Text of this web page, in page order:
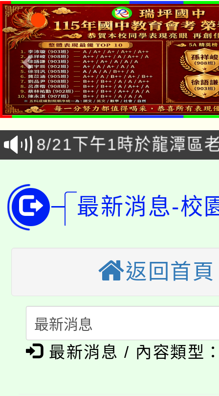
公告本校115學年度第
代理(課)教師甄選結果
告(尚有缺額)
「本色祭」8/29、30在
場熱烈登場!
8/21下午1時於龍潭區
徵才活動。
YOUNG桃局內行報名
局官網。
8月14至27日，桃園電
開!
115年桃園市運動會8/
視費優惠，中低收入戶
者。
大園自造教育及科技
份教師增能研習
大溪自造教育及科技
份教師研習
淨零綠生活教案入校路
會
公告本校115學年度第
代理(課)教師甄選結果
「本色祭」8/29、30在
最新消息-校
返回首頁
最新消息 / 內容類型